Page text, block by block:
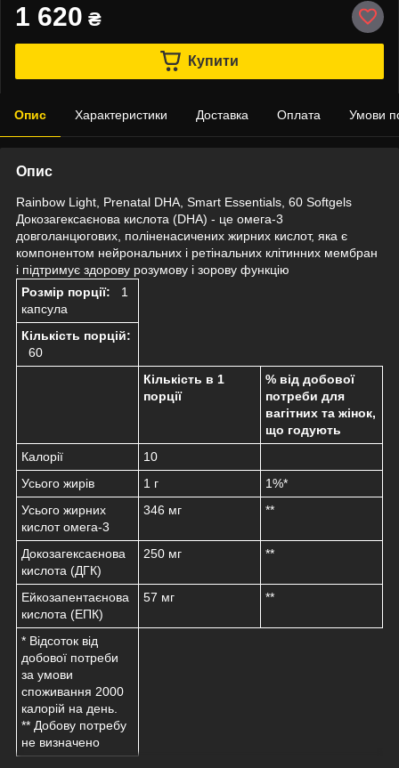
1 620 ₴
Купити
Опис Характеристики Доставка Оплата Умови
Опис
Rainbow Light, Prenatal DHA, Smart Essentials, 60 Softgels
Докозагексаєнова кислота (DHA) - це омега-3
довголанцюгових, поліненасичених жирних кислот, яка є
компонентом нейрональних і ретінальних клітинних мембран
і підтримує здорову розумову і зорову функцію
Розмір порції:
1
капсула
Кількість порцій:
60
Кількість в 1
порції
% від добової
потреби для
вагітних та жінок,
що годують
Калорії
10
Усього жирів
1 г
1%*
Усього жирних
кислот омега-3
346 мг **
Докозагексаєнова
кислота (ДГК)
250 мг **
Ейкозапентаєнова
кислота (ЕПК)
57 мг **
* Відсоток від
добової потреби
за умови
споживання 2000
калорій на день.
** Добову потребу
не визначено